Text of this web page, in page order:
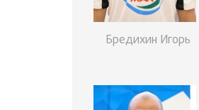
Бредихин Игорь